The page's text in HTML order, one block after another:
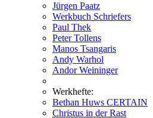
Jürgen Paatz
Werkbuch Schriefers
Paul Thek
Peter Tollens
Manos Tsangaris
Andy Warhol
Andor Weininger
Werkhefte:
Bethan Huws CERTAIN
Christus in der Rast